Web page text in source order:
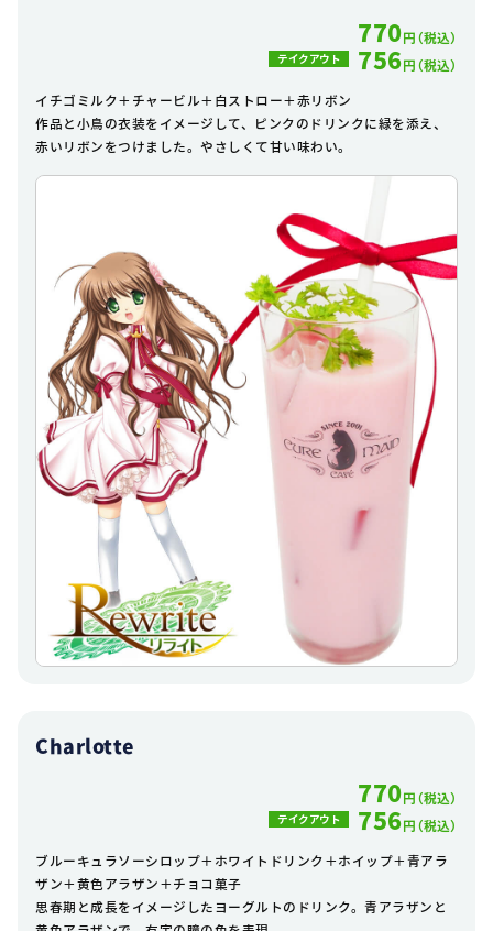
770円（税込）
テイクアウト 756円（税込）
イチゴミルク＋チャービル＋白ストロー＋赤リボン
作品と小鳥の衣装をイメージして、ピンクのドリンクに緑を添え、
赤いリボンをつけました。やさしくて甘い味わい。
Charlotte
770円（税込）
テイクアウト 756円（税込）
ブルーキュラソーシロップ＋ホワイトドリンク＋ホイップ＋青アラ
ザン＋黄色アラザン＋チョコ菓子
思春期と成長をイメージしたヨーグルトのドリンク。青アラザンと